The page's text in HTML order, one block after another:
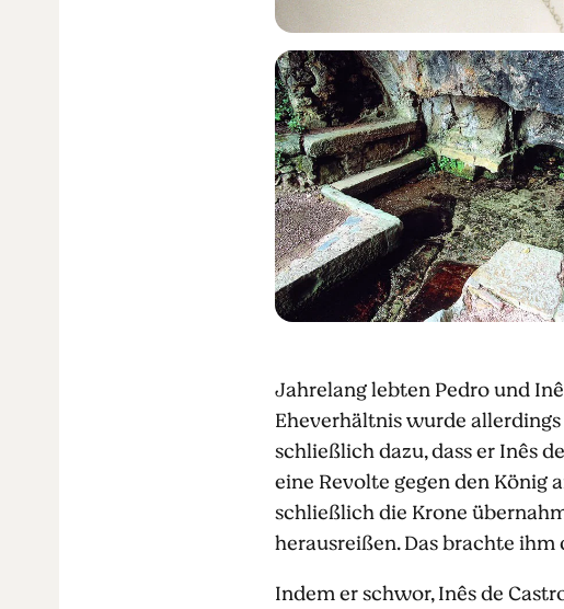
Jahrelang lebten Pedro und
Eheverhältnis wurde
schließlich dazu, dass er Inês
eine Revolte gegen den König
schließlich die Krone
herausreißen. Das brachte ihm
Indem er schwor, Inês de